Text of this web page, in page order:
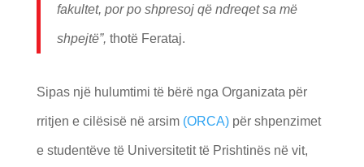
fakultet, por po shpresoj që ndreqet sa më
shpejtë”, thotë Ferataj.
Sipas një hulumtimi të bërë nga Organizata për
rritjen e cilësisë në arsim (ORCA)për shpenzimet
e studentëve të Universitetit të Prishtinës në vit,